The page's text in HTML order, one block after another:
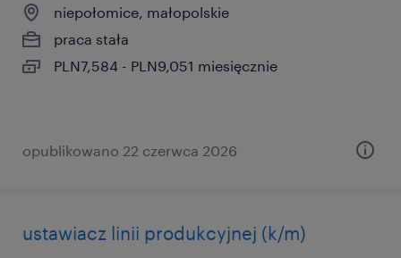
niepołomice, małopolskie
praca stała
PLN7,584 - PLN9,051 miesięcznie
opublikowano 22 czerwca 2026
ustawiacz linii produkcyjnej (k/m)